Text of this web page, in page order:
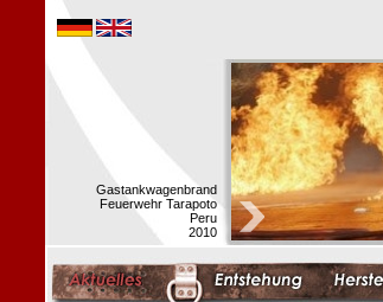
Gastankwagenbrand
Feuerwehr Tarapoto
Peru
2010